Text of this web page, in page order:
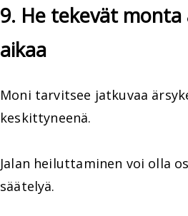
9. He tekevät monta
aikaa
Moni tarvitsee jatkuvaa
keskittyneenä.
Jalan heiluttaminen voi olla
säätelyä.